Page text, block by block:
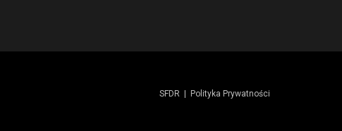
SFDR Polityka Prywatności